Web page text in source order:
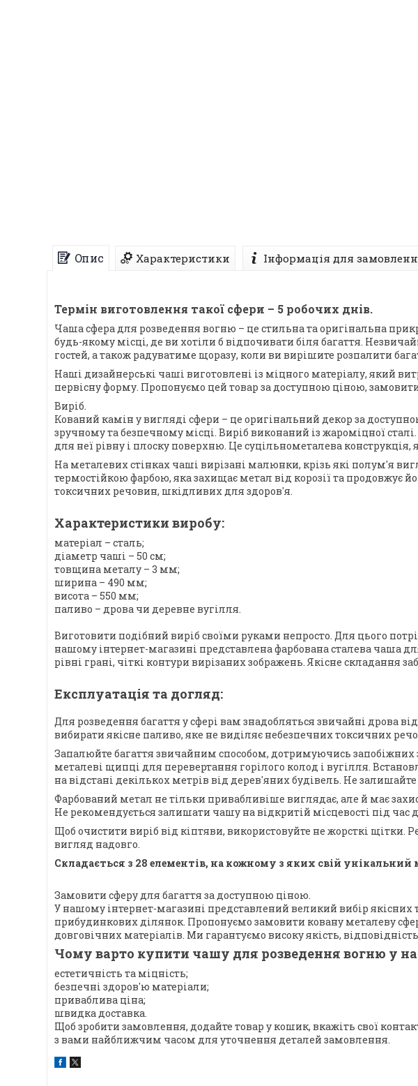
Опис Характеристики Інформація для
Термін виготовлення такої сфери – 5 робочих днів.
Чаша сфера для розведення вогню – це стильна та оригінальна
будь-якому місці, де ви хотіли б відпочивати біля багаття.
гостей, а також радуватиме щоразу, коли ви вирішите розпалити
Наші дизайнерські чаші виготовлені із міцного матеріалу, який
первісну форму. Пропонуємо цей товар за доступною ціною,
Виріб.
Кований камін у вигляді сфери – це оригінальний декор за
зручному та безпечному місці. Виріб виконаний із жароміцної
для неї рівну і плоску поверхню. Це суцільнометалева конструкція,
На металевих стінках чаші вирізані малюнки, крізь які полум'я
термостійкою фарбою, яка захищає метал від корозії та продовжує
токсичних речовин, шкідливих для здоров'я.
Характеристики виробу:
матеріал – сталь;
діаметр чаші – 50 см;
товщина металу – 3 мм;
ширина – 490 мм;
висота – 550 мм;
паливо – дрова чи деревне вугілля.
Виготовити подібний виріб своїми руками непросто. Для цього
нашому інтернет-магазині представлена ​​фарбована сталева чаша
рівні грані, чіткі контури вирізаних зображень. Якісне складання
Експлуатація та догляд:
Для розведення багаття у сфері вам знадобляться звичайні дрова
вибирати якісне паливо, яке не виділяє небезпечних токсичних
Запалюйте багаття звичайним способом, дотримуючись запобіжних
металеві щипці для перевертання горілого колод і вугілля.
на відстані декількох метрів від дерев'яних будівель. Не
Фарбований метал не тільки привабливіше виглядає, але й має
Не рекомендується залишати чашу на відкритій місцевості під час
Щоб очистити виріб від кіптяви, використовуйте не жорсткі
вигляд надовго.
Складається з 28 елементів, на кожному з яких свій
Замовити сферу для багаття за доступною ціною.
У нашому інтернет-магазині представлений великий вибір якісних
прибудинкових ділянок. Пропонуємо замовити ковану металеву
довговічних матеріалів. Ми гарантуємо високу якість,
Чому варто купити чашу для розведення вогню у
естетичність та міцність;
безпечні здоров'ю матеріали;
приваблива ціна;
швидка доставка.
Щоб зробити замовлення, додайте товар у кошик, вкажіть свої
з вами найближчим часом для уточнення деталей замовлення.